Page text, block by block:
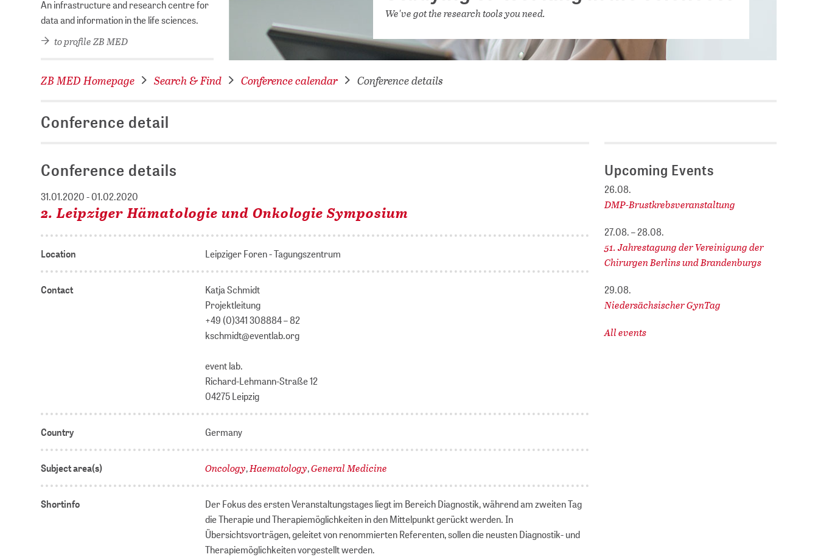
NETWORKING FOR YOU
DATABASES (DBIS)
DIGITAL COLLECTIONS
ZB MED
An infrastructure and research centre for
data and information in the life sciences.
to profile ZB MED
We've got the research tools you need.
ZB MED Homepage Search & Find Conference calendar Conference details
Conference detail
Conference details
31.01.2020 - 01.02.2020
2. Leipziger Hämatologie und Onkologie Symposium
Location Leipziger Foren - Tagungszentrum
Contact
Katja Schmidt
Projektleitung
+49 (0)341 308884 – 82
kschmidt@eventlab.org
event lab.
Richard-Lehmann-Straße 12
04275 Leipzig
Country Germany
Subject area(s) Oncology,Haematology,General Medicine
Shortinfo
Der Fokus des ersten Veranstaltungstages liegt im Bereich Diagnostik, während am zweiten Tag
die Therapie und Therapiemöglichkeiten in den Mittelpunkt gerückt werden. In
Übersichtsvorträgen, geleitet von renommierten Referenten, sollen die neusten Diagnostik- und
Therapiemöglichkeiten vorgestellt werden.
Upcoming Events
26.08.
DMP-Brustkrebsveranstaltung
27.08. – 28.08.
51. Jahrestagung der Vereinigung der
Chirurgen Berlins und Brandenburgs
29.08.
Niedersächsischer GynTag
All events